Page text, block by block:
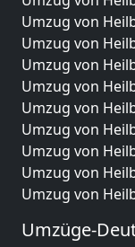
Umzug von
Umzug von
Umzug von
Umzug von
Umzug von
Umzug von
Umzug von
Umzug von
Umzug von
Umzüge-